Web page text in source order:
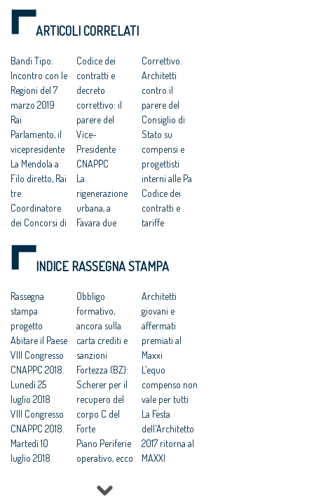
Consiglio Nazionale
degli Architetti il 12 e il
13 gennaio a Roma
consiglio degli
ARTICOLI CORRELATI
Bandi Tipo:
Incontro con le
Regioni del 7
marzo 2019
Rai
Parlamento, il
vicepresidente
La Mendola a
Filo diretto, Rai
tre
Coordinatore
dei Concorsi di
Politiche
urbane e
sostenibile
Archifest 2017
a Siracusa dal
12 al 20 maggio
prossimo
Codice dei
contratti e
decreto
correttivo: il
parere del
Vice-
Presidente
CNAPPC
La
rigenerazione
urbana, a
Favara due
Correttivo
«Gazzetta», i
commenti del
settore. Nodo
subappalti
Correttivo.
Architetti:
bene i
parametri,
dubbi
sull'estensione
dell'appalto
integrato
Appalti,
Correttivo.
Architetti
contro il
parere del
Consiglio di
Stato su
compensi e
progettisti
interni alle Pa
Codice dei
contratti e
tariffe
parere del
Stato
Gare di
progettazione,
una Guida per
redigere i
bandi
Bandi-
standard per le
gare e
piattaforma
concorsi: gli
architetti «in
INDICE RASSEGNA STAMPA
Rassegna
stampa
progetto
Abitare il Paese
VIII Congresso
CNAPPC 2018.
Lunedì 25
luglio 2018
VIII Congresso
CNAPPC 2018.
Martedì 10
luglio 2018
Obbligo
formativo,
ancora sulla
carta crediti e
sanzioni
Fortezza (BZ):
Scherer per il
recupero del
corpo C del
Forte
Piano Periferie
operativo, ecco
finanziati
Architetti
giovani e
affermati
premiati al
Maxxi
L’equo
compenso non
vale per tutti
La Festa
dell'Architetto
2017 ritorna al
MAXXI